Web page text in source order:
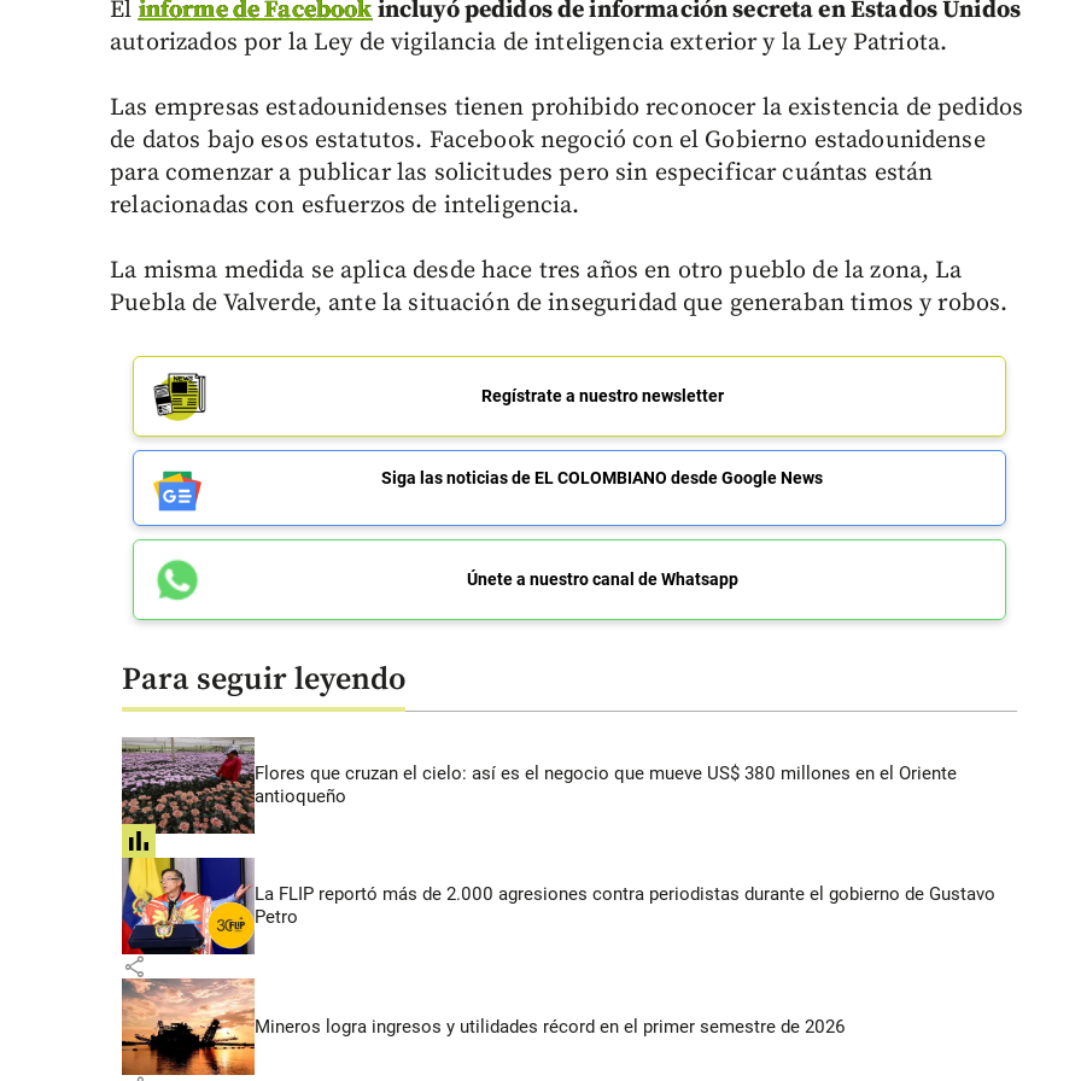
Elinforme de Facebookincluyó pedidos de información secreta en Estados Unidos
autorizados por la Ley de vigilancia de inteligencia exterior y la Ley Patriota.
Las empresas estadounidenses tienen prohibido reconocer la existencia de pedidos
de datos bajo esos estatutos. Facebook negoció con el Gobierno estadounidense
para comenzar a publicar las solicitudes pero sin especificar cuántas están
relacionadas con esfuerzos de inteligencia.
La misma medida se aplica desde hace tres años en otro pueblo de la zona, La
Puebla de Valverde, ante la situación de inseguridad que generaban timos y robos.
Regístrate a nuestro newsletter
Siga las noticias de EL COLOMBIANO desde Google News
Únete a nuestro canal de Whatsapp
Para seguir leyendo
Flores que cruzan el cielo: así es el negocio que mueve US$ 380 millones en el Oriente
antioqueño
share
La FLIP reportó más de 2.000 agresiones contra periodistas durante el gobierno de Gustavo
Petro
share
Mineros logra ingresos y utilidades récord en el primer semestre de 2026